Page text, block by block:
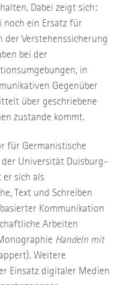
Dabei zeigt sich:
noch ein Ersatz für
der Verstehenssicherung
bei der
in
Gegenüber
über geschriebene
zustande kommt.
für Germanistische
Universität Duisburg-
er sich als
Text und Schreiben
Kommunikation
Arbeiten
Handeln mit
Weitere
Einsatz digitaler Medien